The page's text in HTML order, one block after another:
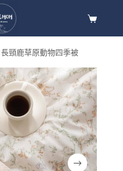
頸鹿草原動物四季被